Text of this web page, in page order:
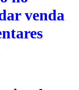
no
venda